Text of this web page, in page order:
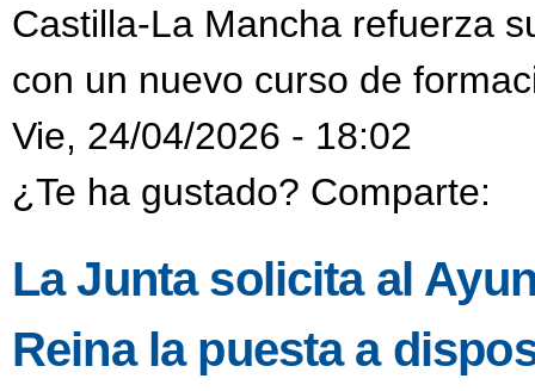
Castilla-La Mancha refuerza
con un nuevo curso de
Vie, 24/04/2026 - 18:02
¿Te ha gustado? Comparte:
La Junta solicita al
Reina la puesta a